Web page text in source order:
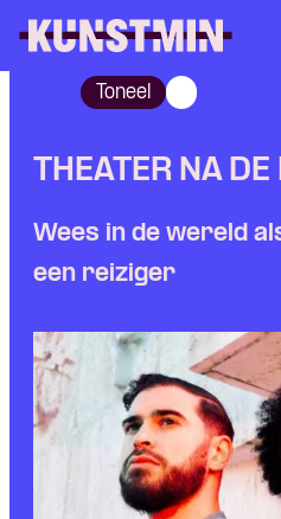
Skip
Toneel
THEATER NA
Wees in de wereld
een reiziger